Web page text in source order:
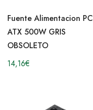
Fuente Alimentacion PC
ATX 500W GRIS
OBSOLETO
14,16€